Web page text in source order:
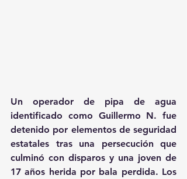
Un operador de pipa de agua
identificado como Guillermo N. fue
detenido por elementos de seguridad
estatales tras una persecución que
culminó con disparos y una joven de
17 años herida por bala perdida. Los